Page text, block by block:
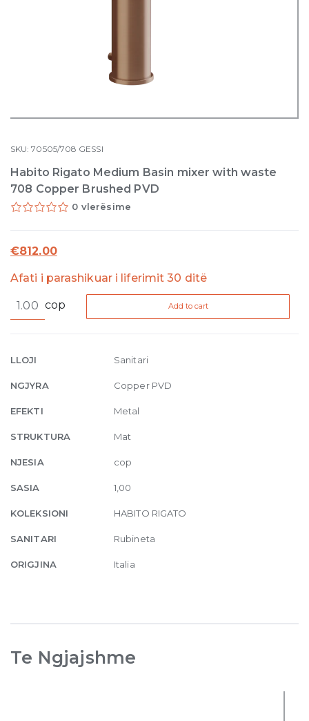
SKU:70505/708 GESSI
Habito Rigato Medium Basin mixer with waste
708 Copper Brushed PVD
0 vlerësime
€812.00
Afati i parashikuar i liferimit 30 ditë
Rigato
mixer
waste
708
Brushed
PVD
cop Add to cart
LLOJI Sanitari
NGJYRA Copper PVD
EFEKTI Metal
STRUKTURA Mat
NJESIA cop
SASIA 1,00
KOLEKSIONI HABITO RIGATO
SANITARI Rubineta
ORIGJINA Italia
Te Ngjajshme